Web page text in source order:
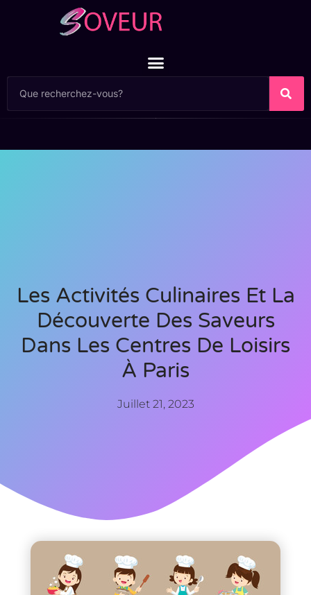
Les Activités Culinaires Et La
Découverte Des Saveurs
Dans Les Centres De Loisirs
À Paris
Juillet 21, 2023